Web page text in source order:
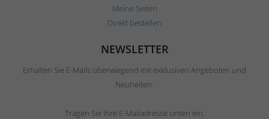
Meine Seiten
Direkt bestellen
NEWSLETTER
Erhalten Sie E-Mails überwiegend mit exklusiven Angeboten und
Neuheiten.
Tragen Sie Ihre E-Mailadresse unten ein.